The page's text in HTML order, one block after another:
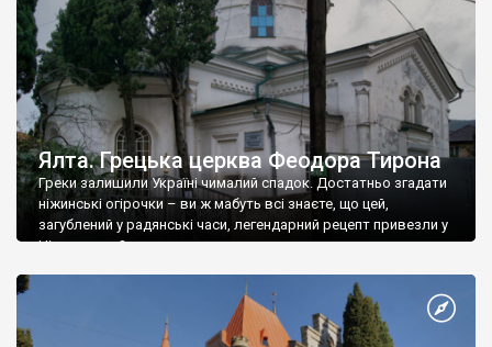
Ялта. Грецька церква Феодора Тирона
Греки залишили Україні чималий спадок. Достатньо згадати
ніжинські огірочки – ви ж мабуть всі знаєте, що цей,
загублений у радянські часи, легендарний рецепт привезли у
Ніжин греки?